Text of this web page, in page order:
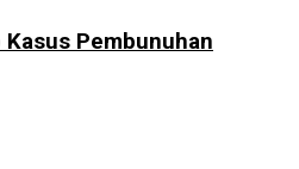
Pembunuhan